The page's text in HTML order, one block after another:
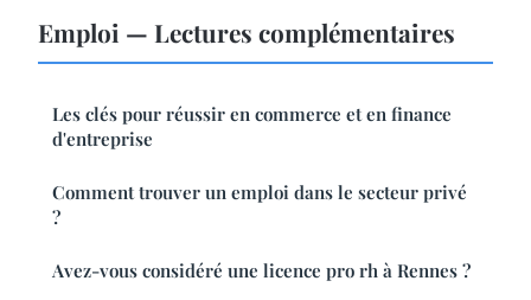
Emploi — Lectures complémentaires
Les clés pour réussir en commerce et en finance
d'entreprise
Comment trouver un emploi dans le secteur privé
?
Avez-vous considéré une licence pro rh à Rennes ?